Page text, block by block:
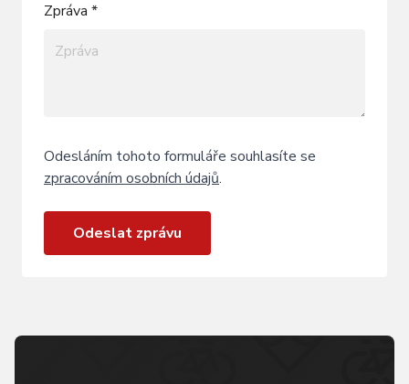
Zpráva *
Odesláním tohoto formuláře souhlasíte se
zpracováním osobních údajů.
Odeslat zprávu